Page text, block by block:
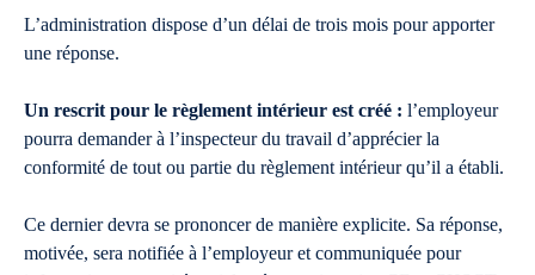
L’administration dispose d’un délai de trois mois pour apporter
une réponse.
Un rescrit pour le règlement intérieur est créé : l’employeur
pourra demander à l’inspecteur du travail d’apprécier la
conformité de tout ou partie du règlement intérieur qu’il a établi.
Ce dernier devra se prononcer de manière explicite. Sa réponse,
motivée, sera notifiée à l’employeur et communiquée pour